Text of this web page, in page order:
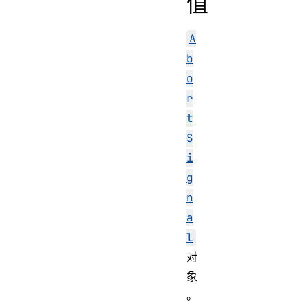
A
b
o
r
t
S
i
g
n
a
l
对
象
。